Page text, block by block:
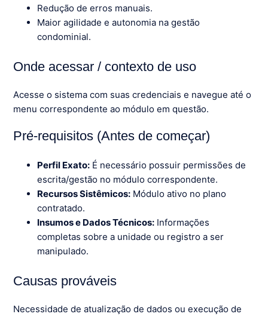
Redução de erros manuais.
Maior agilidade e autonomia na gestão
condominial.
Onde acessar / contexto de uso
Acesse o sistema com suas credenciais e navegue até o
menu correspondente ao módulo em questão.
Pré-requisitos (Antes de começar)
Perfil Exato: É necessário possuir permissões de
escrita/gestão no módulo correspondente.
Recursos Sistêmicos: Módulo ativo no plano
contratado.
Insumos e Dados Técnicos: Informações
completas sobre a unidade ou registro a ser
manipulado.
Causas prováveis
Necessidade de atualização de dados ou execução de